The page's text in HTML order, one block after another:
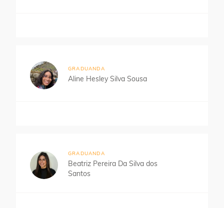
GRADUANDA
Aline Hesley Silva Sousa
GRADUANDA
Beatriz Pereira Da Silva dos
Santos